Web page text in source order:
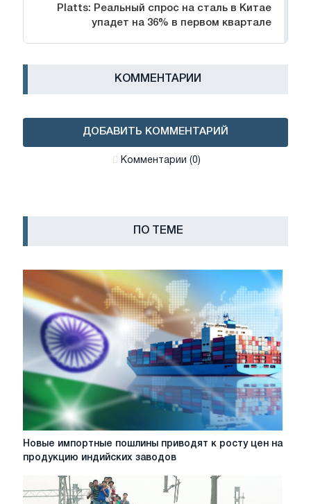
Platts: Реальный спрос на сталь в Китае
упадет на 36% в первом квартале
КОММЕНТАРИИ
ДОБАВИТЬ КОММЕНТАРИЙ
Комментарии (0)
ПО ТЕМЕ
Новые
приводят
к
Новые импортные пошлины приводят к росту цен на
продукцию индийских заводов